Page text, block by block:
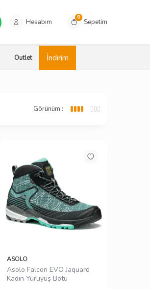
Hesabım
0
Sepetim
Outlet İndirim
Görünüm :
ASOLO
Asolo Falcon EVO Jaquard
Kadın Yürüyüş Botu